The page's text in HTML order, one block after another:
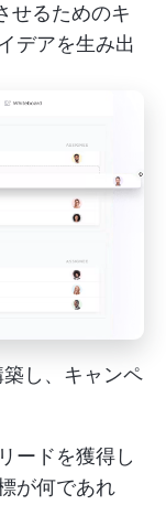
せるためのキ
デアを生み出
し、キャンペ
ードを獲得し
が何であれ